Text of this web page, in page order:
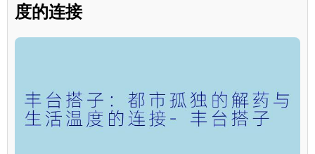
度的连接